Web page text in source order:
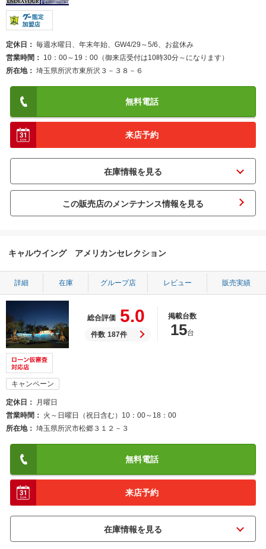
定休日
毎週水曜日、年末年始、GW4/29～5/6、お盆休み
営業時間
10：00～19：00（御来店受付は10時30分～になります）
所在地
埼玉県所沢市東所沢３－３８－６
無料電話
来店予約
この販売店のメンテナンス情報を見る
キャルウイング アメリカンセレクション
詳細 在庫 グループ店 レビュー 販売実績
総合評価 5.0
件数 187件
掲載台数
15台
キャンペーン
定休日
月曜日
営業時間
火～日曜日（祝日含む）10：00～18：00
所在地
埼玉県所沢市松郷３１２－３
無料電話
来店予約